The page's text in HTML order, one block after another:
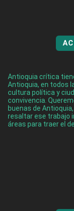
Antioquia crítica
Antioquia, en todos
cultura política y
convivencia.
buenas de
resaltar ese trabajo
áreas para traer el